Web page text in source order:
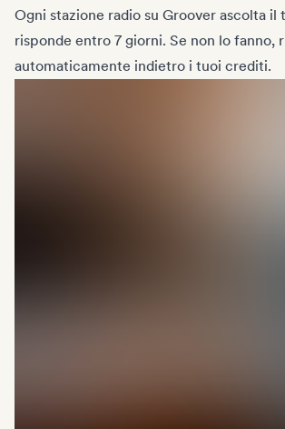
Ogni stazione radio su Groover ascolta il
risponde entro 7 giorni. Se non lo fanno,
automaticamente indietro i tuoi crediti.